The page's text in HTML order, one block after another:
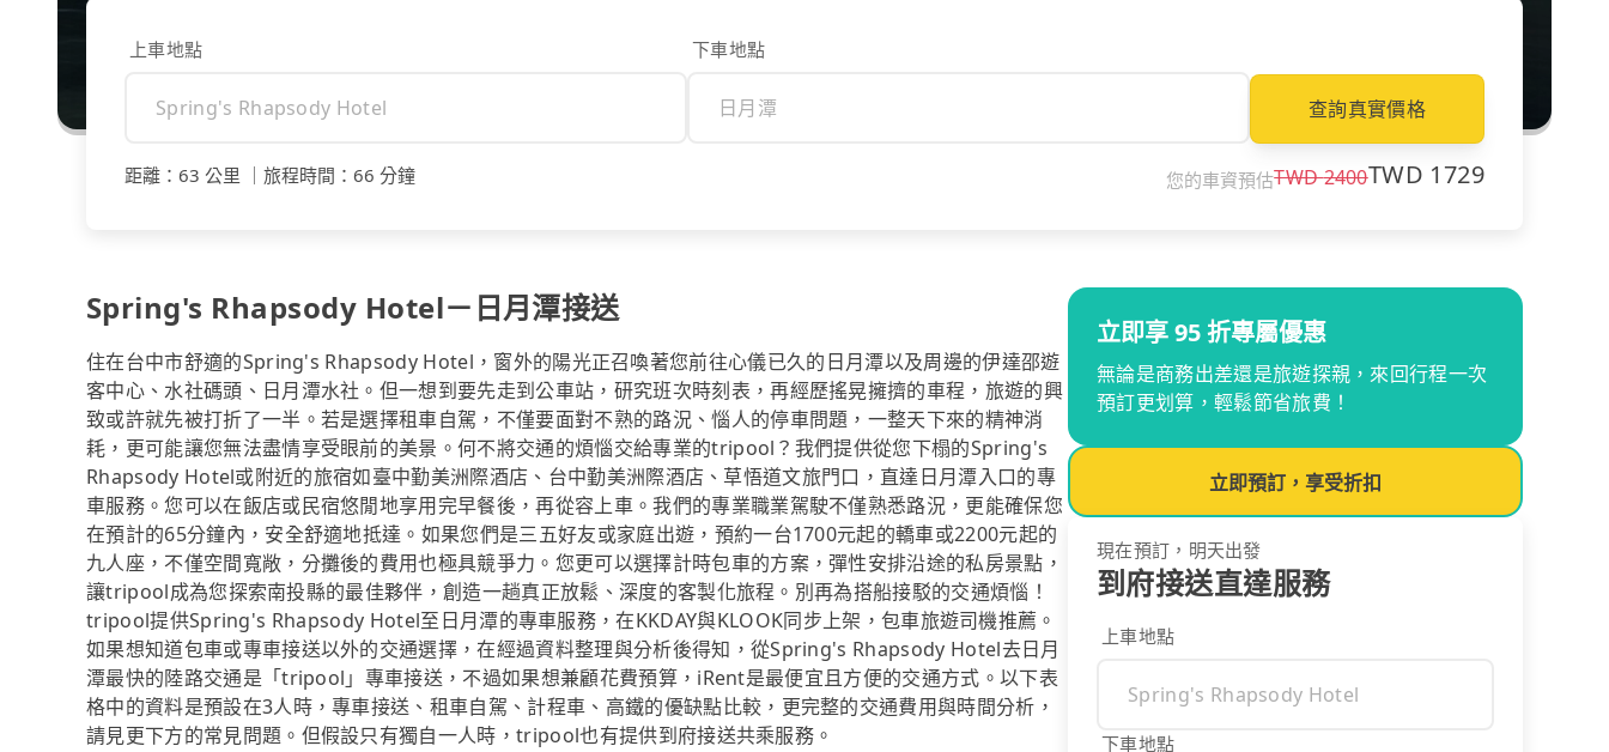
上車地點 下車地點
查詢真實價格
距離 ： 63 公里 旅程時間 ： 66 分鐘 您的車資預估TWD2400TWD 1729
Spring's Rhapsody Hotel－日月潭接送
住在台中市舒適的Spring's Rhapsody Hotel，窗外的陽光正召喚著您前往心儀已久的日月潭以及周邊的伊達邵遊
客中心、水社碼頭、日月潭水社。但一想到要先走到公車站，研究班次時刻表，再經歷搖晃擁擠的車程，旅遊的興
致或許就先被打折了一半。若是選擇租車自駕，不僅要面對不熟的路況、惱人的停車問題，一整天下來的精神消
耗，更可能讓您無法盡情享受眼前的美景。何不將交通的煩惱交給專業的tripool？我們提供從您下榻的Spring's
Rhapsody Hotel或附近的旅宿如臺中勤美洲際酒店、台中勤美洲際酒店、草悟道文旅門口，直達日月潭入口的專
車服務。您可以在飯店或民宿悠閒地享用完早餐後，再從容上車。我們的專業職業駕駛不僅熟悉路況，更能確保您
在預計的65分鐘內，安全舒適地抵達。如果您們是三五好友或家庭出遊，預約一台1700元起的轎車或2200元起的
九人座，不僅空間寬敞，分攤後的費用也極具競爭力。您更可以選擇計時包車的方案，彈性安排沿途的私房景點，
讓tripool成為您探索南投縣的最佳夥伴，創造一趟真正放鬆、深度的客製化旅程。別再為搭船接駁的交通煩惱！
tripool提供Spring's Rhapsody Hotel至日月潭的專車服務，在KKDAY與KLOOK同步上架，包車旅遊司機推薦。
如果想知道包車或專車接送以外的交通選擇，在經過資料整理與分析後得知，從Spring's Rhapsody Hotel去日月
潭最快的陸路交通是「tripool」專車接送，不過如果想兼顧花費預算，iRent是最便宜且方便的交通方式。以下表
格中的資料是預設在3人時，專車接送、租車自駕、計程車、高鐵的優缺點比較，更完整的交通費用與時間分析，
請見更下方的常見問題。但假設只有獨自一人時，tripool也有提供到府接送共乘服務。
立即享 95 折專屬優惠
無論是商務出差還是旅遊探親，來回行程一次
預訂更划算，輕鬆節省旅費！
立即預訂，享受折扣
現在預訂，明天出發
到府接送直達服務
上車地點
下車地點